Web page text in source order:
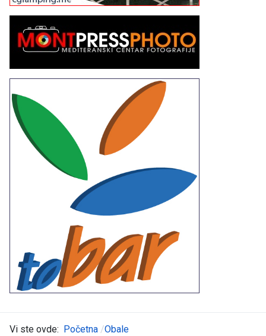
Vi ste ovde: Početna Obale